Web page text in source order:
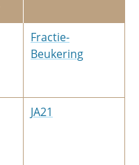
Fractie-
Beukering
JA21